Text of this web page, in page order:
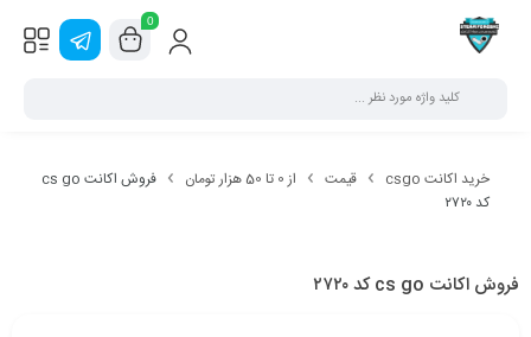
0
خرید اکانت csgo قیمت از 0 تا 50 هزار تومان
فروش اکانت cs go
کد ۲۷۲۰
فروش اکانت cs go کد ۲۷۲۰